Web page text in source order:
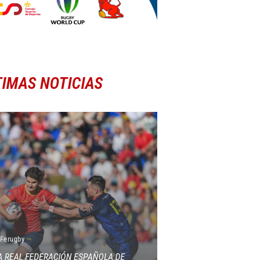
NOTICIAS
Ferugby
REAL FEDERACIÓN ESPAÑOLA DE